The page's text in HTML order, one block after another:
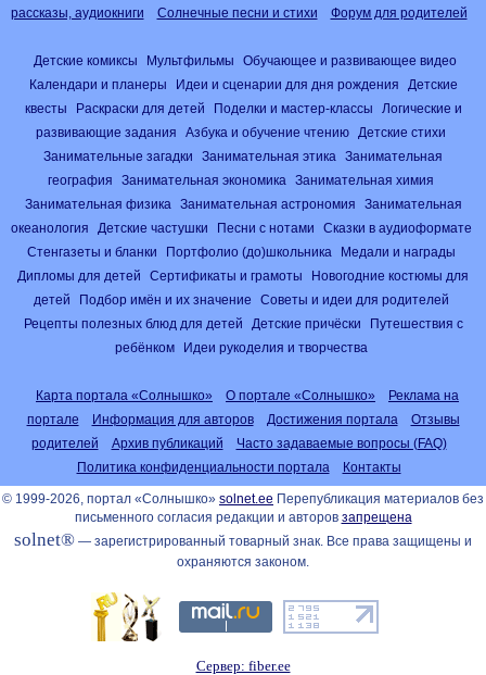
рассказы, аудиокниги
Солнечные песни и стихи Форум для родителей
Детские комиксы Мультфильмы
Обучающее и развивающее видео
Календари и планеры
Идеи и сценарии для дня рождения
Детские
квесты
Раскраски для детей Поделки и мастер-классы
Логические и
развивающие задания
Азбука и обучение чтению
Детские стихи
Занимательные загадки
Занимательная этика
Занимательная
география
Занимательная экономика
Занимательная химия
Занимательная физика
Занимательная астрономия
Занимательная
океанология
Детские частушки Песни с нотами
Сказки в аудиоформате
Стенгазеты и бланки
Портфолио (до)школьника
Медали и награды
Дипломы для детей
Сертификаты и грамоты
Новогодние костюмы для
детей
Подбор имён и их значение
Советы и идеи для родителей
Рецепты полезных блюд для детей
Детские причёски
Путешествия с
ребёнком
Идеи рукоделия и творчества
Карта портала «Солнышко» О портале «Солнышко»
Реклама на
портале
Информация для авторов Достижения портала
Отзывы
родителей
Архив публикаций
Часто задаваемые вопросы (FAQ)
Политика конфиденциальности портала
Контакты
© 1999-2026, портал «Солнышко» solnet.ee Перепубликация материалов без
письменного согласия редакции и авторов запрещена
solnet® — зарегистрированный товарный знак. Все права защищены и
охраняются законом.
Сервер: fiber.ee